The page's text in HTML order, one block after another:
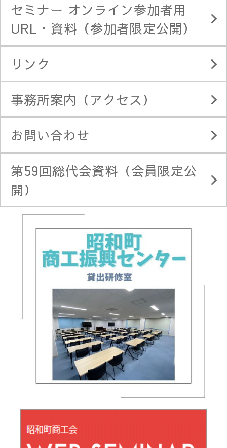
セミナー オンライン参加者用
URL・資料（参加者限定公開）
リンク
事務所案内（アクセス）
お問い合わせ
第59回総代会資料（会員限定公
開）